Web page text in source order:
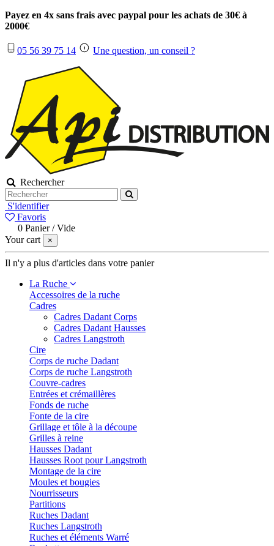
Payez en 4x sans frais avec paypal pour les achats de 30€ à
2000€
05 56 39 75 14 Une question, un conseil ?
Rechercher
S'identifier
Favoris
0 Panier /Vide
Your cart
×
Il n'y a plus d'articles dans votre panier
La Ruche
Accessoires de la ruche
Cadres
Cadres Dadant Corps
Cadres Dadant Hausses
Cadres Langstroth
Cire
Corps de ruche Dadant
Corps de ruche Langstroth
Couvre-cadres
Entrées et crémaillères
Fonds de ruche
Fonte de la cire
Grillage et tôle à la découpe
Grilles à reine
Hausses Dadant
Hausses Root pour Langstroth
Montage de la cire
Moules et bougies
Nourrisseurs
Partitions
Ruches Dadant
Ruches Langstroth
Ruches et éléments Warré